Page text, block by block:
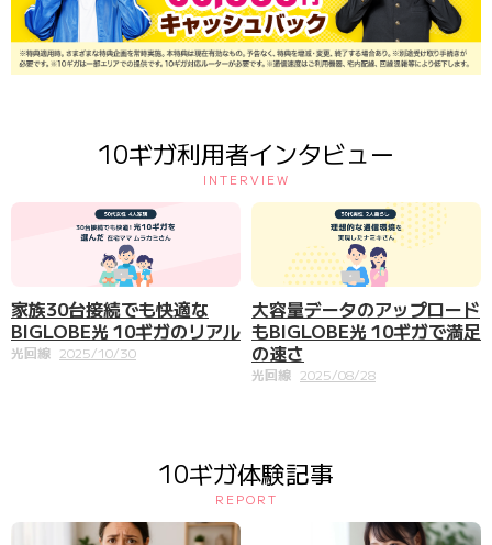
10ギガ利用者インタビュー
INTERVIEW
家族30台接続でも快適な
BIGLOBE光 10ギガのリアル
光回線 2025/10/30
大容量データのアップロード
もBIGLOBE光 10ギガで満足
の速さ
光回線 2025/08/28
10ギガ体験記事
REPORT